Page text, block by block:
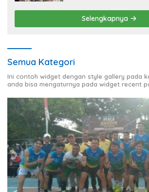
Selengkapnya
Semua Kategori
Ini contoh widget dengan style gallery pada
anda bisa mengaturnya pada widget recent